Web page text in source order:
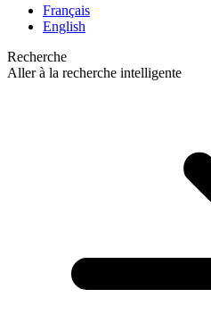
Français
English
Recherche
Aller à la recherche intelligente